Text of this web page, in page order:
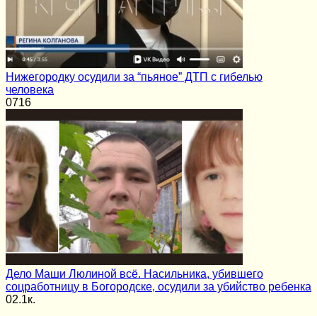
Нижегородку осудили за “пьяное” ДТП с гибелью
человека
0716
Дело Маши Люлиной всё. Насильника, убившего
соцработницу в Богородске, осудили за убийство ребенка
02.1к.